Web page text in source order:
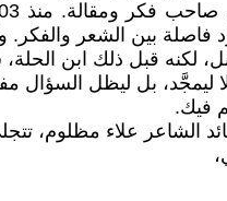
فاصلة بين الشعر
لكنه قبل ذلك ابن
ليمجَّد، بل ليظل السؤال
فيك.
علاء مظلوم،